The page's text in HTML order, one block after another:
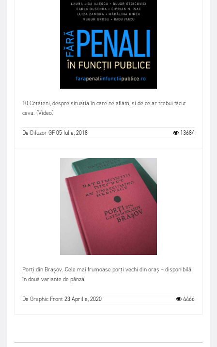
10 Cetățeni, despre situația în care ne aflăm, și de ce ar trebui făcut
ceva. (Video)
De Difuzor GF05 Iulie, 2018 13684
Porți din Brașov. Cele mai frumoase porți vechi din oraș – disponibilă
în două variante de pânză.
DeGraphic Front23 Aprilie, 2020 4466